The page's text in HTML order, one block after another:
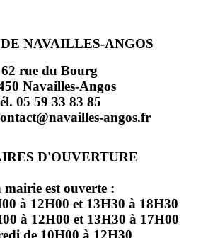
NAVAILLES-ANGOS
62 rue du Bourg
Navailles-Angos
05 59 33 83 85
angos.fr
D'OUVERTURE
mairie est ouverte :
à 12H00 et 13H30 à 18H30
à 12H00 et 13H30 à 17H00
de 10H00 à 12H30